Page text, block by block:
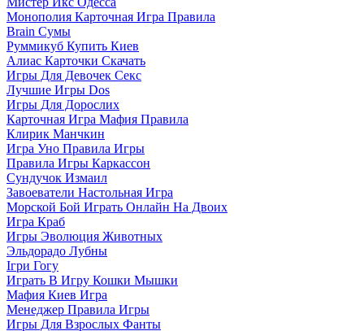
Монополия Карточная Игра Правила
Brain Сумы
Руммикуб Купить Киев
Алиас Карточки Скачать
Игры Для Девочек Секс
Лучшие Игры Dos
Игры Для Дорослих
Карточная Игра Мафия Правила
Клирик Манчкин
Игра Уно Правила Игры
Правила Игры Каркассон
Сундучок Измаил
Завоеватели Настольная Игра
Морской Бой Играть Онлайн На Двоих
Игра Краб
Игры Эволюция Животных
Эльдорадо Лубны
Ігри Гогу
Играть В Игру Кошки Мышки
Мафия Киев Игра
Менеджер Правила Игры
Игры Для Взрослых Фанты